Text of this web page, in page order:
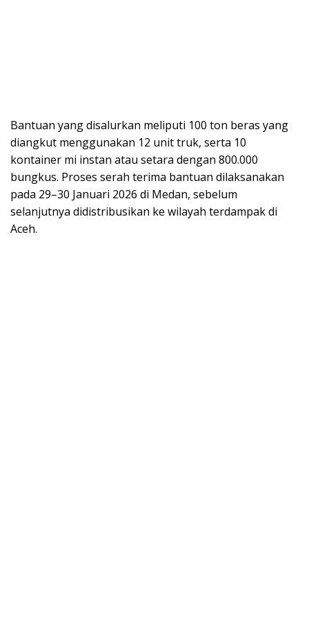
Bantuan yang disalurkan meliputi 100 ton beras yang
diangkut menggunakan 12 unit truk, serta 10
kontainer mi instan atau setara dengan 800.000
bungkus. Proses serah terima bantuan dilaksanakan
pada 29–30 Januari 2026 di Medan, sebelum
selanjutnya didistribusikan ke wilayah terdampak di
Aceh.